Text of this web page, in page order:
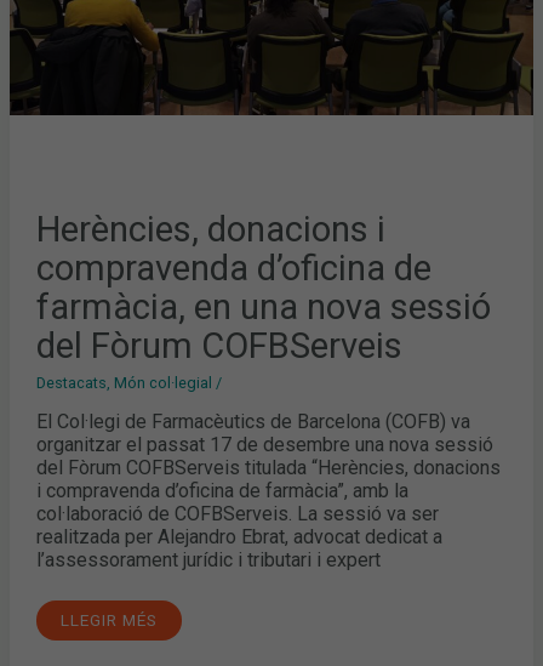
Herències, donacions i
compravenda d’oficina de
farmàcia, en una nova sessió
del Fòrum COFBServeis
Destacats, Món col·legial /
El Col·legi de Farmacèutics de Barcelona (COFB) va
organitzar el passat 17 de desembre una nova sessió
del Fòrum COFBServeis titulada “Herències, donacions
i compravenda d’oficina de farmàcia”, amb la
col·laboració de COFBServeis. La sessió va ser
realitzada per Alejandro Ebrat, advocat dedicat a
l’assessorament jurídic i tributari i expert
FÒRUM
COFBSERVEIS
LLEGIR MÉS